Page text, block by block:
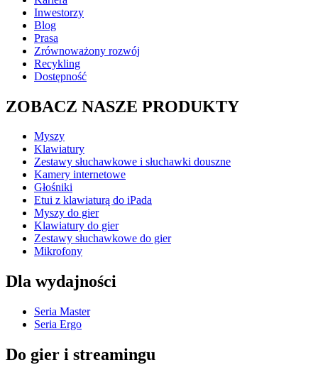
Inwestorzy
Blog
Prasa
Zrównoważony rozwój
Recykling
Dostępność
ZOBACZ NASZE PRODUKTY
Myszy
Klawiatury
Zestawy słuchawkowe i słuchawki douszne
Kamery internetowe
Głośniki
Etui z klawiaturą do iPada
Myszy do gier
Klawiatury do gier
Zestawy słuchawkowe do gier
Mikrofony
Dla wydajności
Seria Master
Seria Ergo
Do gier i streamingu